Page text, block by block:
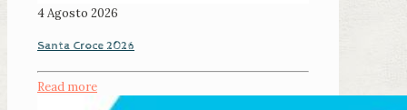
4 Agosto 2026
Santa Croce 2026
Read more